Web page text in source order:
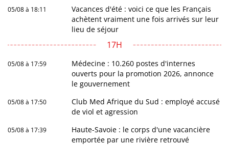
05/08 à 18:11
Vacances d'été : voici ce que les Français
achètent vraiment une fois arrivés sur leur
lieu de séjour
17H
05/08 à 17:59
Médecine : 10.260 postes d'internes
ouverts pour la promotion 2026, annonce
le gouvernement
05/08 à 17:50
Club Med Afrique du Sud : employé accusé
de viol et agression
05/08 à 17:39
Haute-Savoie : le corps d'une vacancière
emportée par une rivière retrouvé